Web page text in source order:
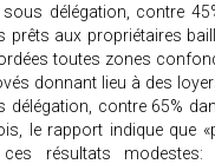
délégation, contre
prêts aux propriétaires
toutes zones
donnant lieu à des
délégation, contre 65%
le rapport indique que
ces résultats modestes: